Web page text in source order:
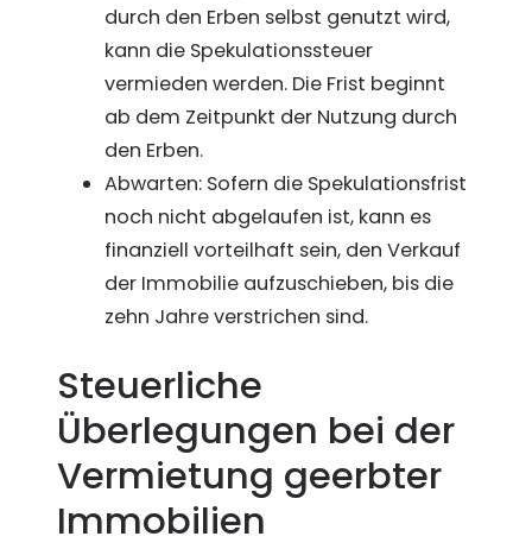
durch den Erben selbst genutzt wird,
kann die Spekulationssteuer
vermieden werden. Die Frist beginnt
ab dem Zeitpunkt der Nutzung durch
den Erben.
Abwarten: Sofern die Spekulationsfrist
noch nicht abgelaufen ist, kann es
finanziell vorteilhaft sein, den Verkauf
der Immobilie aufzuschieben, bis die
zehn Jahre verstrichen sind.
Steuerliche
Überlegungen bei der
Vermietung geerbter
Immobilien